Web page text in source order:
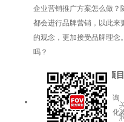
企业营销推广方案怎么做？
都会进行品牌营销，以此来
的观念，更加接受品牌理念
吗？
服务项目
品牌咨询
企业文化